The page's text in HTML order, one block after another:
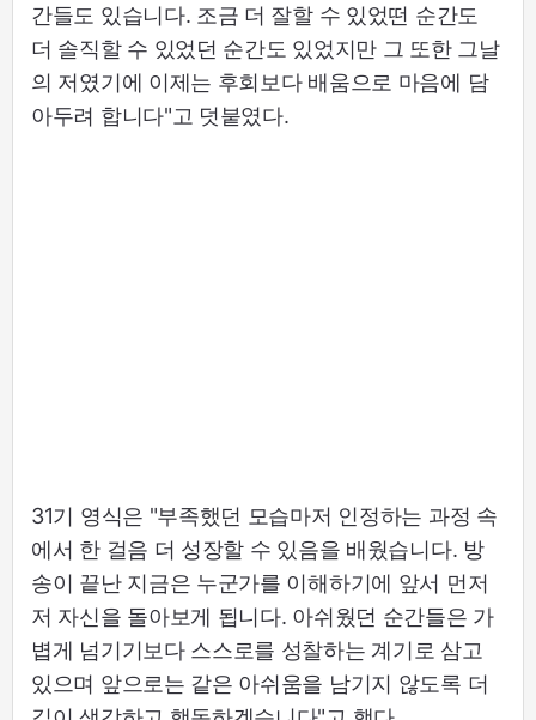
간들도 있습니다. 조금 더 잘할 수 있었떤 순간도
더 솔직할 수 있었던 순간도 있었지만 그 또한 그날
의 저였기에 이제는 후회보다 배움으로 마음에 담
아두려 합니다"고 덧붙였다.
31기 영식은 "부족했던 모습마저 인정하는 과정 속
에서 한 걸음 더 성장할 수 있음을 배웠습니다. 방
송이 끝난 지금은 누군가를 이해하기에 앞서 먼저
저 자신을 돌아보게 됩니다. 아쉬웠던 순간들은 가
볍게 넘기기보다 스스로를 성찰하는 계기로 삼고
있으며 앞으로는 같은 아쉬움을 남기지 않도록 더